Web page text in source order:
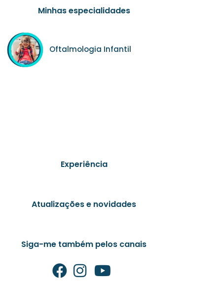
Minhas especialidades
Oftalmologia Infantil
Experiência
Atualizações e novidades
Siga-me também pelos canais